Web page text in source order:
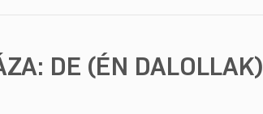
DE (ÉN DALOLLAK)